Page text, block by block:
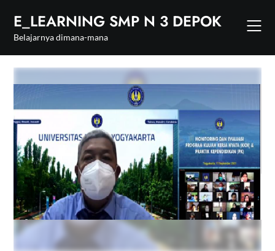
content
E_LEARNING SMP N 3 DEPOK
Belajarnya dimana-mana